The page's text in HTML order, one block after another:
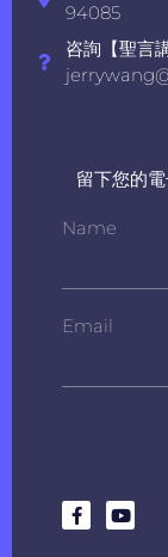
94085
咨詢【聖言
留下您的
Name
Email